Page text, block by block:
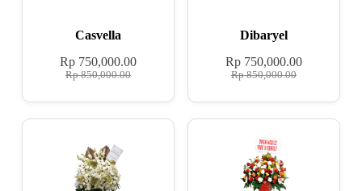
Casvella
Rp850,000.00
Rp750,000.00
Dibaryel
Rp850,000.00
Rp 750,000.00